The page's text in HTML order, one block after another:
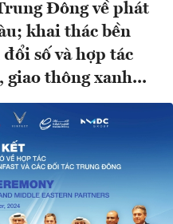
Đông về phát
khai thác bền
số và hợp tác
thông xanh...